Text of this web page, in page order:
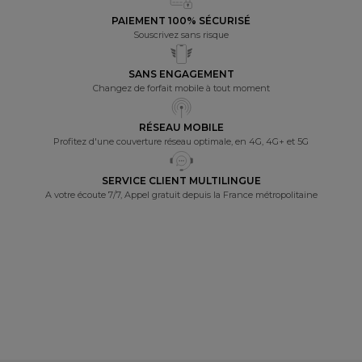
PAIEMENT 100% SÉCURISÉ
Souscrivez sans risque
SANS ENGAGEMENT
Changez de forfait mobile à tout moment
RÉSEAU MOBILE
Profitez d'une couverture réseau optimale, en 4G, 4G+ et 5G
SERVICE CLIENT MULTILINGUE
A votre écoute 7/7, Appel gratuit depuis la France métropolitaine
du site web. Pour en savoir plus, vous pouvez consulter notre politique dédiée